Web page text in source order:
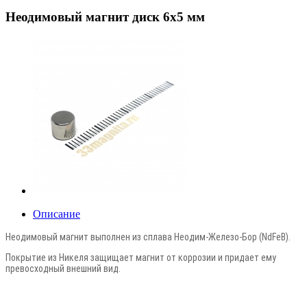
Неодимовый магнит диск 6х5 мм
Описание
Неодимовый магнит выполнен из сплава Неодим-Железо-Бор (NdFeB).
Покрытие из Никеля защищает магнит от коррозии и придает ему
превосходный внешний вид.